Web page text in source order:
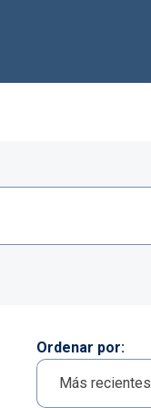
Ordenar por
Más recientes